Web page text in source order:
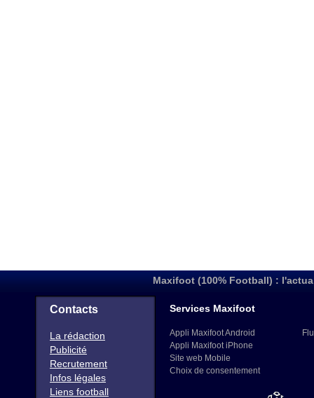
Maxifoot (100% Football) :
Contacts
La rédaction
Publicité
Recrutement
Infos légales
Liens football
Services Maxifoot
Appli Maxifoot Android
Appli Maxifoot iPhone
Site web Mobile
Choix de consentement